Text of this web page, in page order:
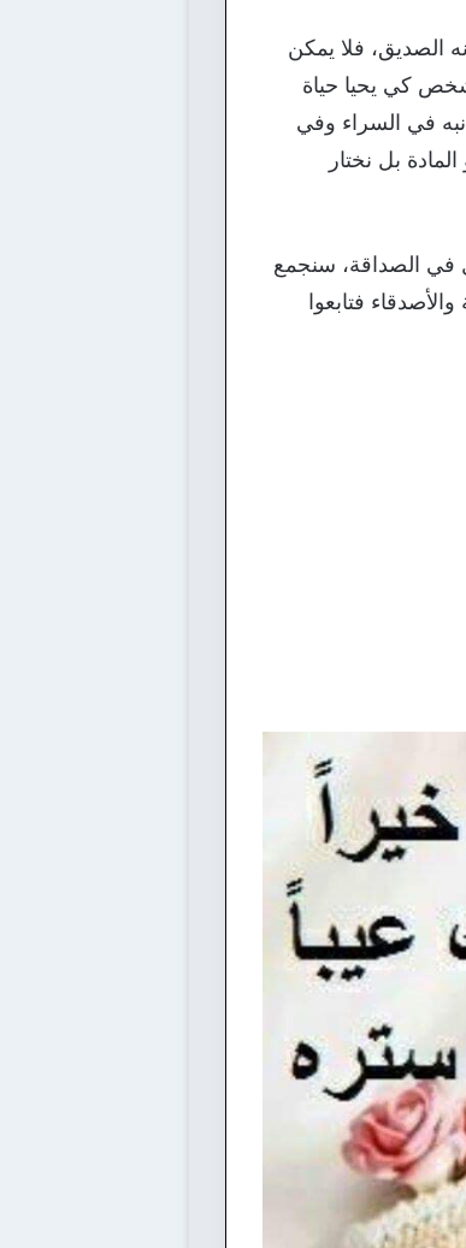
الصديق، فلا يمكن
كي يحيا حياة
في السراء وفي
بل نختار
للأصدقاء وأجمل ما قيل في الصداقة، سنجمع
فتابعوا